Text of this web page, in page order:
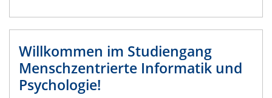
Willkommen im Studiengang
Menschzentrierte Informatik und
Psychologie!